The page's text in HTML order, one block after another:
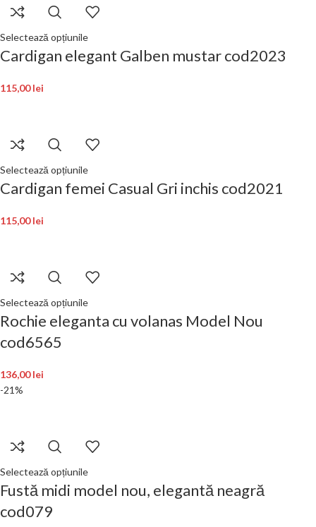
Selectează opțiunile
Cardigan elegant Galben mustar cod2023
115,00lei
Selectează opțiunile
Cardigan femei Casual Gri inchis cod2021
115,00lei
Selectează opțiunile
Rochie eleganta cu volanas Model Nou
cod6565
136,00lei
-21%
Selectează opțiunile
Fustă midi model nou, elegantă neagră
cod079